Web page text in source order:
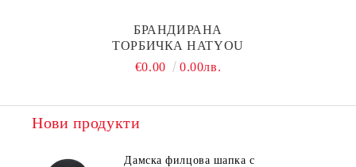
БРАНДИРАНА
ТОРБИЧКА HATYOU
€0.00
0.00лв.
Нови продукти
Дамска филцова шапка с